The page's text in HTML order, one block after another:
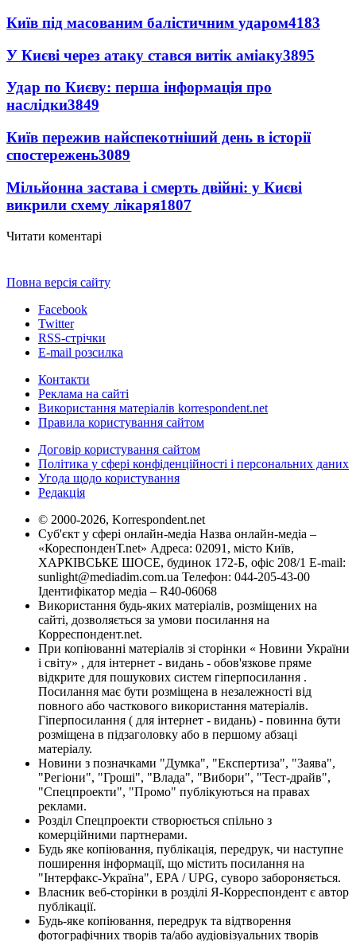
Київ під масованим балістичним ударом4183
У Києві через атаку стався витік аміаку3895
Удар по Києву: перша інформація про
наслідки3849
Київ пережив найспекотніший день в історії
спостережень3089
Мільйонна застава і смерть двійні: у Києві
викрили схему лікаря1807
Читати коментарі
Повна версія сайту
Facebook
Twitter
RSS-стрічки
E-mail розсилка
Контакти
Реклама на сайті
Використання матеріалів korrespondent.net
Правила користування сайтом
Договір користування сайтом
Політика у сфері конфіденційності і персональних даних
Угода щодо користування
Редакція
© 2000-2026, Korrespondent.net
Суб'єкт у сфері онлайн-медіа Назва онлайн-медіа –
«КореспонденТ.net» Адреса: 02091, місто Київ,
ХАРКІВСЬКЕ ШОСЕ, будинок 172-Б, офіс 208/1 E-mail:
sunlight@mediadim.com.ua Телефон: 044-205-43-00
Ідентифікатор медіа – R40-06068
Використання будь-яких матеріалів, розміщених на
сайті, дозволяється за умови посилання на
Корреспондент.net.
При копіюванні матеріалів зі сторінки « Новини України
і світу» , для інтернет - видань - обов'язкове пряме
відкрите для пошукових систем гіперпосилання .
Посилання має бути розміщена в незалежності від
повного або часткового використання матеріалів.
Гіперпосилання ( для інтернет - видань) - повинна бути
розміщена в підзаголовку або в першому абзаці
матеріалу.
Новини з позначками "Думка", "Експертиза", "Заява",
"Регіони", "Гроші", "Влада", "Вибори", "Тест-драйв",
"Спецпроекти", "Промо" публікуються на правах
реклами.
Розділ Спецпроекти створюється спільно з
комерційними партнерами.
Будь яке копіювання, публікація, передрук, чи наступне
поширення інформації, що містить посилання на
"Інтерфакс-Україна", EPA / UPG, суворо забороняється.
Власник веб-сторінки в розділі Я-Корреспондент є автор
публікації.
Будь-яке копіювання, передрук та відтворення
фотографічних творів та/або аудіовізуальних творів